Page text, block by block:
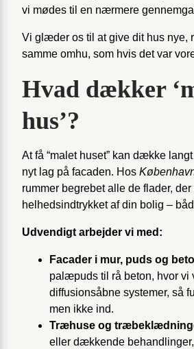
vi mødes til en nærmere
Vi glæder os til at give dit hus nye,
samme omhu, som hvis det var
Hvad dækker
hus’?
At få “malet huset” kan dække
nyt lag på facaden. Hos
rummer begrebet alle de flader,
helhedsindtrykket af din bolig –
Udvendigt arbejder vi med:
Facader i mur, puds og
palæpuds til rå beton, hvor
diffusionsåbne systemer, så
men ikke ind.
Træhuse og
eller dækkende